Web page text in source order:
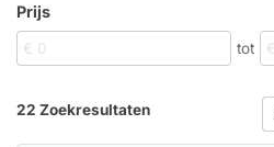
Prijs
tot
22 Zoekresultaten